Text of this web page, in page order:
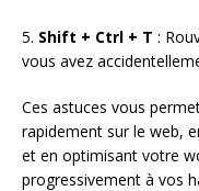
5. Shift + Ctrl + T :
vous avez
Ces astuces vous
rapidement sur le web,
et en optimisant votre
progressivement à vos